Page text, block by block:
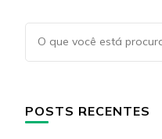
POSTS RECENTES